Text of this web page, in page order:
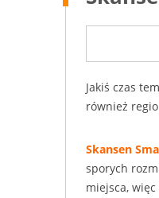
Jakiś czas
również
Skansen
sporych
miejsca,